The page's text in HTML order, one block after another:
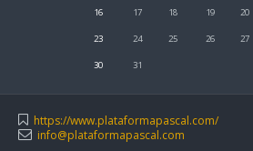
16 17 18 19 20
23 24 25 26 27
30 31
https://www.plataformapascal.com/
info@plataformapascal.com